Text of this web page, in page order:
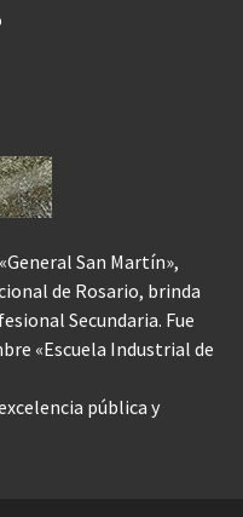
San Martín»,
de Rosario, brinda
Secundaria. Fue
«Escuela Industrial de
pública y